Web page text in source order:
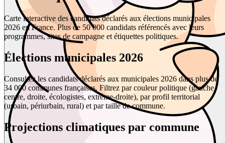
Carte interactive des candidats déclarés aux élections municipales
2026 en France. Plus de 50 000 candidats référencés avec leurs
programmes, sites de campagne et étiquettes politiques.
Élections municipales 2026
Consultez les candidats déclarés aux municipales 2026 dans plus de
34 000 communes françaises. Filtrez par couleur politique (gauche,
centre, droite, écologistes, extrême-droite), par profil territorial
(urbain, périurbain, rural) et par taille de commune.
Projections climatiques par commune